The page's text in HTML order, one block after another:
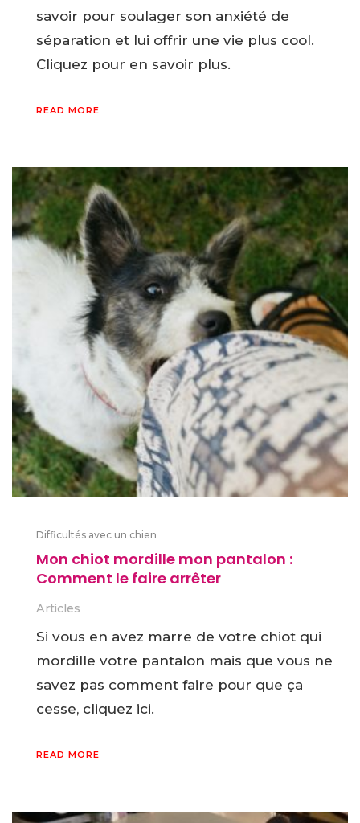
savoir pour soulager son anxiété de
séparation et lui offrir une vie plus cool.
Cliquez pour en savoir plus.
READ MORE
Difficultés avec un chien
Mon chiot mordille mon pantalon :
Comment le faire arrêter
Articles
Si vous en avez marre de votre chiot qui
mordille votre pantalon mais que vous ne
savez pas comment faire pour que ça
cesse, cliquez ici.
READ MORE